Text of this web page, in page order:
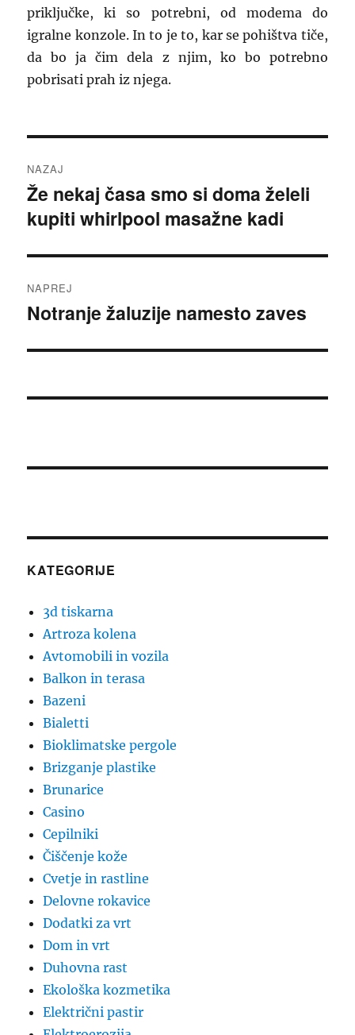
priključke, ki so potrebni, od modema do
igralne konzole. In to je to, kar se pohištva tiče,
da bo ja čim dela z njim, ko bo potrebno
pobrisati prah iz njega.
prispevka
NAZAJ
Prejšnji
prispevek:
Že nekaj časa smo si doma želeli
kupiti whirlpool masažne kadi
NAPREJ
Naslednji
Notranje žaluzije namesto zaves
KATEGORIJE
3d tiskarna
Artroza kolena
Avtomobili in vozila
Balkon in terasa
Bazeni
Bialetti
Bioklimatske pergole
Brizganje plastike
Brunarice
Casino
Cepilniki
Čiščenje kože
Cvetje in rastline
Delovne rokavice
Dodatki za vrt
Dom in vrt
Duhovna rast
Ekološka kozmetika
Električni pastir